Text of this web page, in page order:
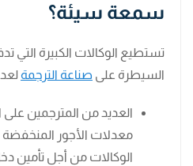
سمعة سيئة؟
تستطيع الوكالات الكبيرة التي
السيطرة على صناعة الترجمة
العديد من المترجمين
معدلات الأجور
الوكالات من أجل تأمين